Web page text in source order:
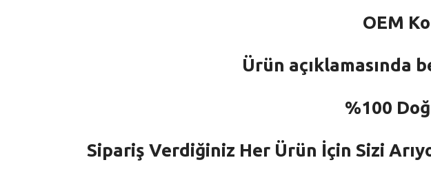
OEM
Ürün açıklamasında
%100
Sipariş Verdiğiniz Her Ürün İçin Sizi